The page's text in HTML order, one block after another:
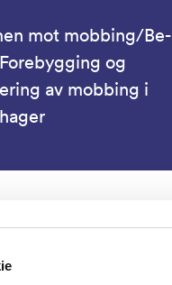
mot mobbing/Be-
og
av mobbing i